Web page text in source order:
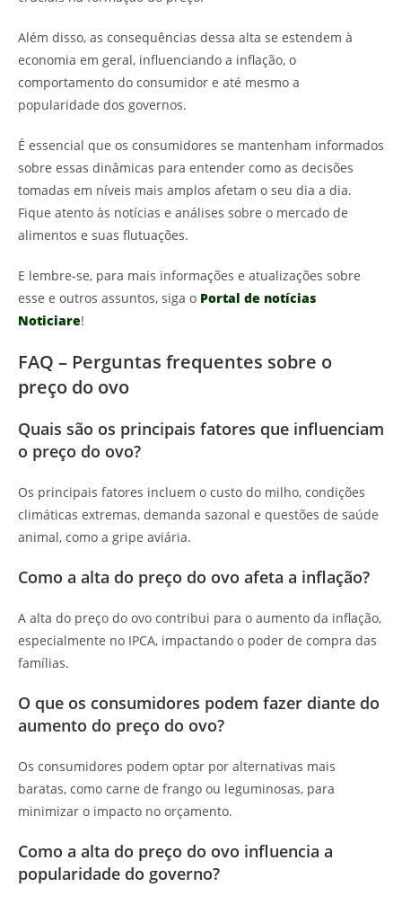
Além disso, as consequências dessa alta se estendem à
economia em geral, influenciando a inflação, o
comportamento do consumidor e até mesmo a
popularidade dos governos.
É essencial que os consumidores se mantenham informados
sobre essas dinâmicas para entender como as decisões
tomadas em níveis mais amplos afetam o seu dia a dia.
Fique atento às notícias e análises sobre o mercado de
alimentos e suas flutuações.
E lembre-se, para mais informações e atualizações sobre
esse e outros assuntos, siga o Portal de notícias
Noticiare!
FAQ – Perguntas frequentes sobre o
preço do ovo
Quais são os principais fatores que influenciam
o preço do ovo?
Os principais fatores incluem o custo do milho, condições
climáticas extremas, demanda sazonal e questões de saúde
animal, como a gripe aviária.
Como a alta do preço do ovo afeta a inflação?
A alta do preço do ovo contribui para o aumento da inflação,
especialmente no IPCA, impactando o poder de compra das
famílias.
O que os consumidores podem fazer diante do
aumento do preço do ovo?
Os consumidores podem optar por alternativas mais
baratas, como carne de frango ou leguminosas, para
minimizar o impacto no orçamento.
Como a alta do preço do ovo influencia a
popularidade do governo?